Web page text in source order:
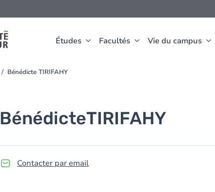
Études Facultés Vie du campus
Bénédicte TIRIFAHY
BénédicteTIRIFAHY
Contacter par email